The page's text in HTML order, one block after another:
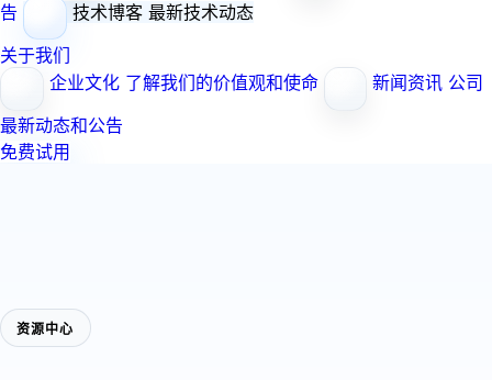
告
技术博客 最新技术动态
关于我们
企业文化 了解我们的价值观和使命 新闻资讯 公司
最新动态和公告
免费试用
资源中心